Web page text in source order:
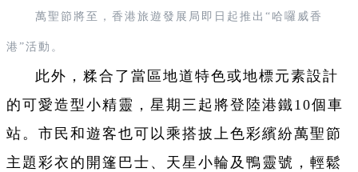
萬聖節將至，香港旅遊發展局即日起推出“哈囉威香
港”活動。
此外，糅合了當區地道特色或地標元素設計
的可愛造型小精靈，星期三起將登陸港鐵10個車
站。市民和遊客也可以乘搭披上色彩繽紛萬聖節
主題彩衣的開篷巴士、天星小輪及鴨靈號，輕鬆